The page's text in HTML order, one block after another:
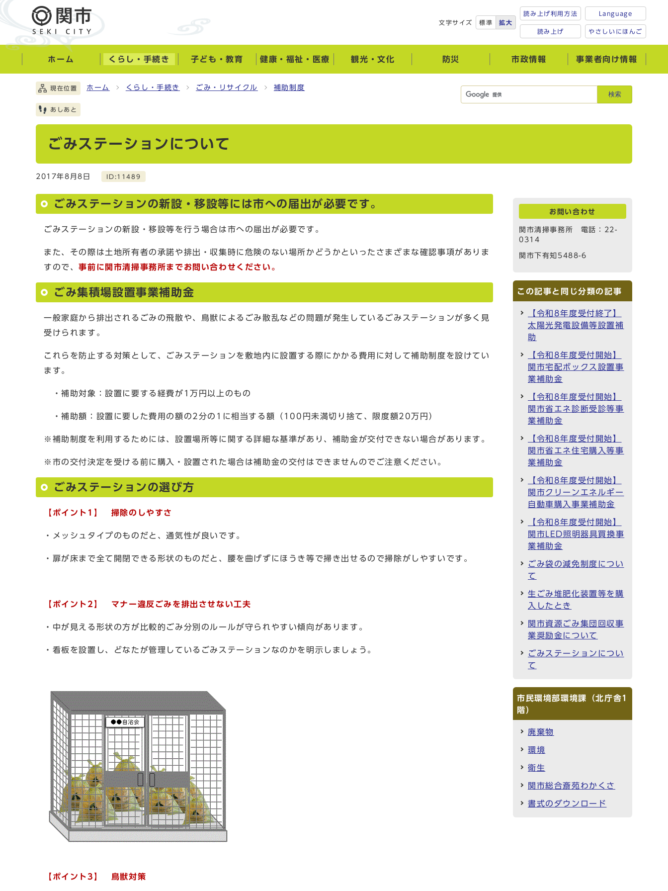
文字サイズ 標準 拡大
読み上げ利用方法
読み上げ
Language
やさしいにほんご
ホーム くらし・手続き 子ども・教育 健康・福祉・医療 観光・文化 防災 市政情報 事業者向け情報
検索
現在位置 ホーム くらし・手続き ごみ・リサイクル 補助制度
あしあと
ごみステーションについて
2017年8月8日 ID:11489
ごみステーションの新設・移設等には市への届出が必要です。
ごみステーションの新設・移設等を行う場合は市への届出が必要です。
また、その際は土地所有者の承諾や排出・収集時に危険のない場所かどうかといったさまざまな確認事項がありま
すので、事前に関市清掃事務所までお問い合わせください。
ごみ集積場設置事業補助金
一般家庭から排出されるごみの飛散や、鳥獣によるごみ散乱などの問題が発生しているごみステーションが多く見
受けられます。
これらを防止する対策として、ごみステーションを敷地内に設置する際にかかる費用に対して補助制度を設けてい
ます。
・補助対象：設置に要する経費が1万円以上のもの
・補助額：設置に要した費用の額の2分の1に相当する額（100円未満切り捨て、限度額20万円）
※補助制度を利用するためには、設置場所等に関する詳細な基準があり、補助金が交付できない場合があります。
※市の交付決定を受ける前に購入・設置された場合は補助金の交付はできませんのでご注意ください。
ごみステーションの選び方
【ポイント1】 掃除のしやすさ
・メッシュタイプのものだと、通気性が良いです。
・扉が床まで全て開閉できる形状のものだと、腰を曲げずにほうき等で掃き出せるので掃除がしやすいです。
【ポイント2】 マナー違反ごみを排出させない工夫
・中が見える形状の方が比較的ごみ分別のルールが守られやすい傾向があります。
・看板を設置し、どなたが管理しているごみステーションなのかを明示しましょう。
【ポイント3】 鳥獣対策
お問い合わせ
関市清掃事務所 電話：22-
0314
関市下有知5488-6
この記事と同じ分類の記事
【令和8年度受付終了】
太陽光発電設備等設置補
助
【令和8年度受付開始】
関市宅配ボックス設置事
業補助金
【令和8年度受付開始】
関市省エネ診断受診等事
業補助金
【令和8年度受付開始】
関市省エネ住宅購入等事
業補助金
【令和8年度受付開始】
関市クリーンエネルギー
自動車購入事業補助金
【令和8年度受付開始】
関市LED照明器具買換事
業補助金
ごみ袋の減免制度につい
て
生ごみ堆肥化装置等を購
入したとき
関市資源ごみ集団回収事
業奨励金について
ごみステーションについ
て
市民環境部環境課（北庁舎1
階）
廃棄物
環境
衛生
関市総合斎苑わかくさ
書式のダウンロード